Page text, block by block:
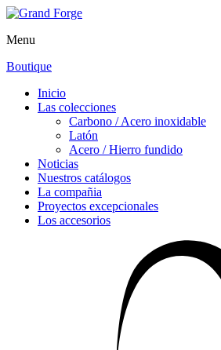
Menu
Boutique
Inicio
Las colecciones
Carbono / Acero inoxidable
Latón
Acero / Hierro fundido
Noticias
Nuestros catálogos
La compañia
Proyectos excepcionales
Los accesorios